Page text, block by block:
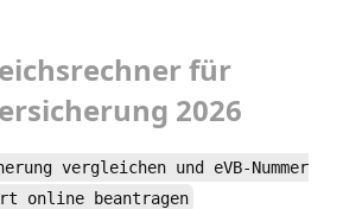
für
2026
vergleichen und eVB-Nummer
online beantragen